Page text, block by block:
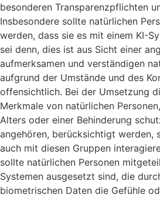
besonderen Transparenzpflichten
Insbesondere sollte natürlichen
werden, dass sie es mit einem KI-
sei denn, dies ist aus Sicht einer
aufmerksamen und verständigen
aufgrund der Umstände und des
offensichtlich. Bei der Umsetzung
Merkmale von natürlichen
Alters oder einer Behinderung
angehören, berücksichtigt werden,
auch mit diesen Gruppen
sollte natürlichen Personen
Systemen ausgesetzt sind, die
biometrischen Daten die Gefühle